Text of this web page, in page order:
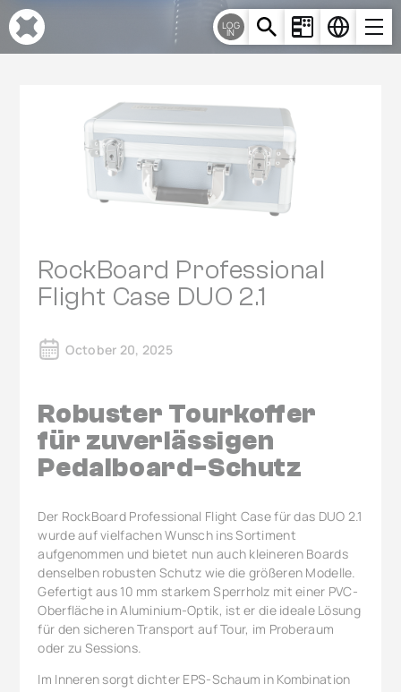
Cookie-Einstellungen
LOG
IN
RockBoard Professional
Flight Case DUO 2.1
October 20, 2025
Robuster Tourkoffer
für zuverlässigen
Pedalboard-Schutz
Der RockBoard Professional Flight Case für das DUO 2.1
wurde auf vielfachen Wunsch ins Sortiment
aufgenommen und bietet nun auch kleineren Boards
denselben robusten Schutz wie die größeren Modelle.
Gefertigt aus 10 mm starkem Sperrholz mit einer PVC-
Oberfläche in Aluminium-Optik, ist er die ideale Lösung
für den sicheren Transport auf Tour, im Proberaum
oder zu Sessions.
Im Inneren sorgt dichter EPS-Schaum in Kombination